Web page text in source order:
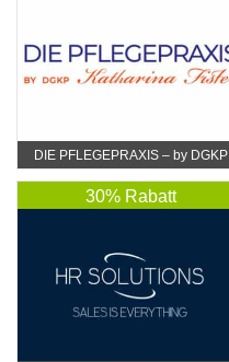
DIE PFLEGEPRAXIS – by DGKP
Katharina Fister
30% Rabatt